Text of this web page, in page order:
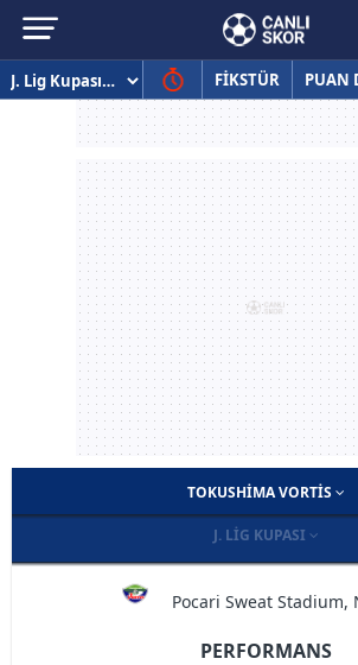
FİKSTÜR PUAN
TOKUSHIMA VORTIS
J. LIG KUPASI
Pocari Sweat Stadium,
PERFORMANS